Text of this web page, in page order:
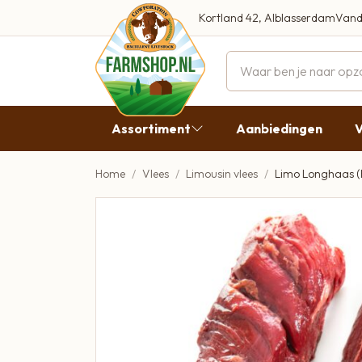
Kortland 42, Alblasserdam
Woensdag
Vrijdag
Zaterdag
Zondag
Assortiment
Boeren Roomijs
Aanbiedingen
Home Vlees Limousin vlees Limo Longhaas